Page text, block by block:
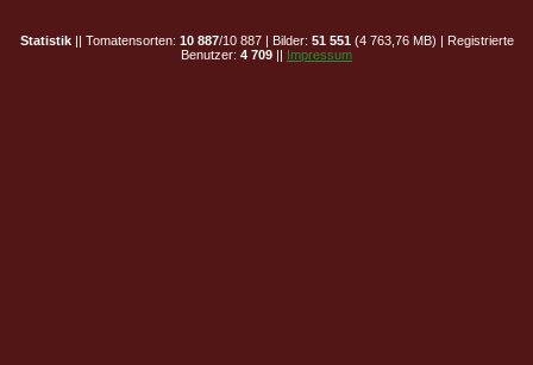
Statistik|| Tomatensorten: 10 887/10 887 | Bilder: 51 551 (4 763,76 MB) | Registrierte
Benutzer: 4 709 || Impressum